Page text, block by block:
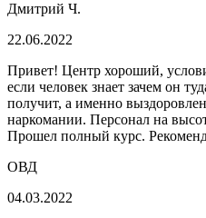
Дмитрий Ч.
22.06.2022
Привет! Центр хороший,
если человек знает зачем он
получит, а именно
наркомании. Персонал на
Прошел полный курс.
ОВД
04.03.2022